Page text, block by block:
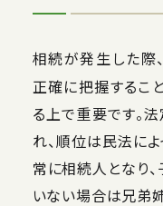
相続が発生した際、
正確に把握するこ
る上で重要です。
れ、順位は民法に
常に相続人となり
いない場合は兄弟